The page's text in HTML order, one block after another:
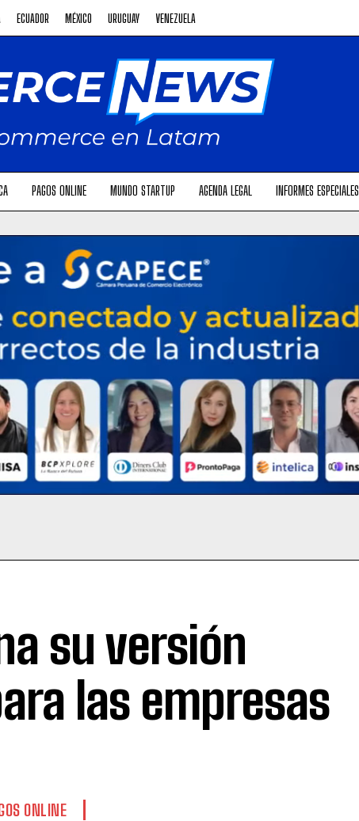
ECUADOR MÉXICO URUGUAY VENEZUELA
PAGOS ONLINE MUNDO STARTUP AGENDA LEGAL INFORMES ESPECIALES
su versión
las empresas
ONLINE